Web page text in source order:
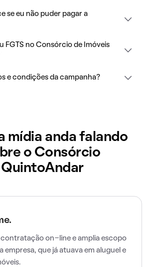
se eu não puder pagar a
FGTS no Consórcio de Imóveis
e condições da campanha?
mídia anda falando
o Consórcio
QuintoAndar
on-line e amplia escopo
empresa, que já atuava em aluguel e